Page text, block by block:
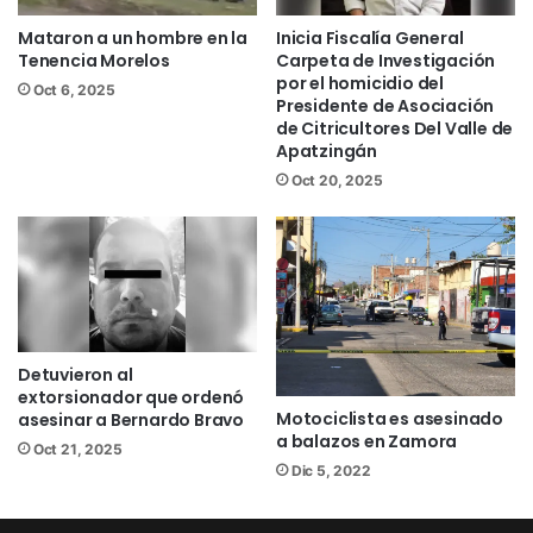
Mataron a un hombre en la
Tenencia Morelos
Oct 6, 2025
Inicia Fiscalía General
Carpeta de Investigación
por el homicidio del
Presidente de Asociación
de Citricultores Del Valle de
Apatzingán
Oct 20, 2025
Detuvieron al
extorsionador que ordenó
asesinar a Bernardo Bravo
Oct 21, 2025
Motociclista es asesinado
a balazos en Zamora
Dic 5, 2022